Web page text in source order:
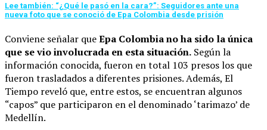
Lee también: “¿Qué le pasó en la cara?”: Seguidores ante una
nueva foto que se conoció de Epa Colombia desde prisión
Conviene señalar queEpa Colombia no ha sido la única
que se vio involucrada en esta situación. Según la
información conocida, fueron en total 103 presos los que
fueron trasladados a diferentes prisiones. Además, El
Tiempo reveló que, entre estos, se encuentran algunos
“capos” que participaron en el denominado ‘tarimazo’ de
Medellín.